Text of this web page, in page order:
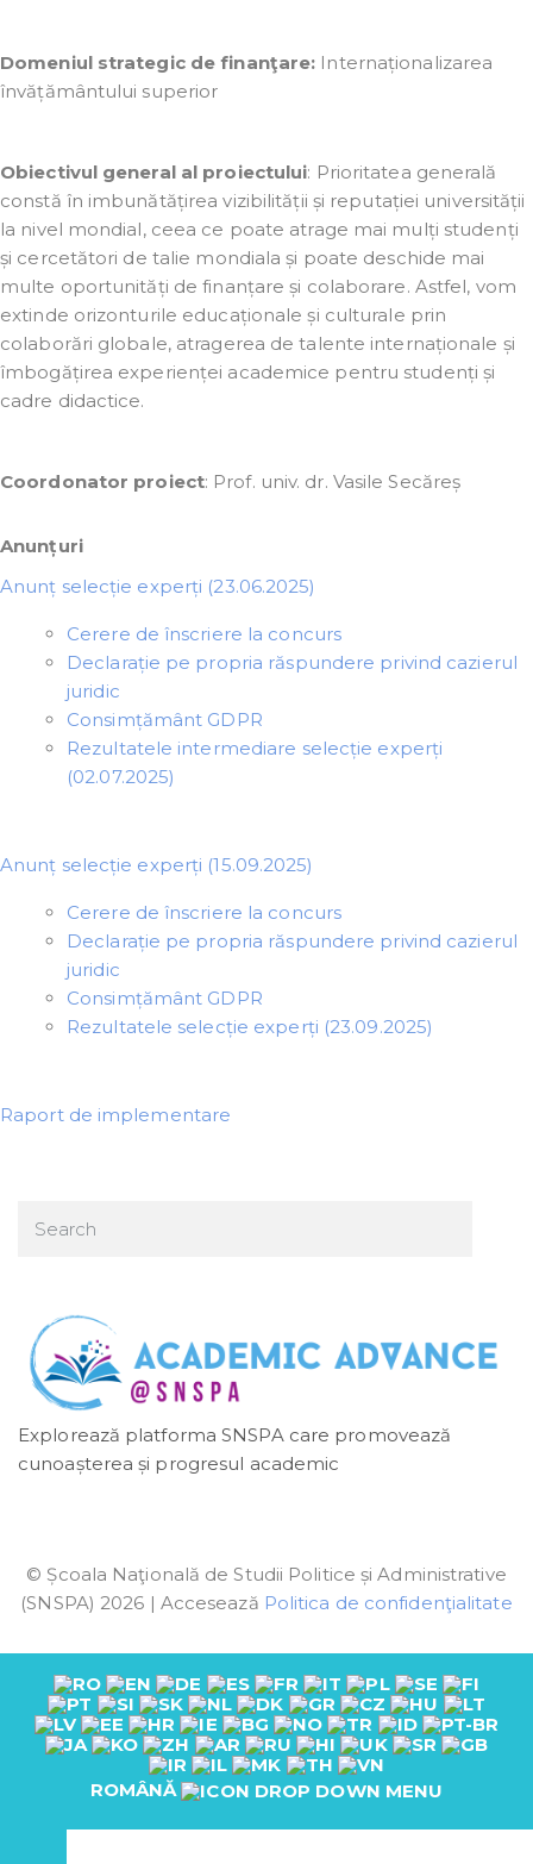
Domeniul strategic de finanţare: Internaționalizarea
învățământului superior
Obiectivul general al proiectului: Prioritatea generală
constă în imbunătățirea vizibilității și reputației universității
la nivel mondial, ceea ce poate atrage mai mulți studenți
și cercetători de talie mondiala și poate deschide mai
multe oportunități de finanțare și colaborare. Astfel, vom
extinde orizonturile educaționale și culturale prin
colaborări globale, atragerea de talente internaționale și
îmbogățirea experienței academice pentru studenți și
cadre didactice.
Coordonator proiect: Prof. univ. dr. Vasile Secăreș
Anunțuri
Anunț selecție experți (23.06.2025)
Cerere de înscriere la concurs
Declarație pe propria răspundere privind cazierul
juridic
Consimțământ GDPR
Rezultatele intermediare selecție experți
(02.07.2025)
Anunț selecție experți (15.09.2025)
Cerere de înscriere la concurs
Declarație pe propria răspundere privind cazierul
juridic
Consimțământ GDPR
Rezultatele selecție experți (23.09.2025)
Raport de implementare
Explorează platforma SNSPA care promovează
cunoașterea și progresul academic
© Școala Naţională de Studii Politice și Administrative
(SNSPA) 2026 | Accesează Politica de confidenţialitate
ROMÂNĂ